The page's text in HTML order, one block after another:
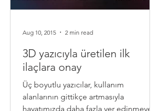
3D yazıcıyla üretilen ilk
ilaçlara onay
Üç boyutlu yazıcılar, kullanım
alanlarının gittikçe artmasıyla
hayatımızda daha fazla yer edinmeye
Aug 10, 2015 2 min read